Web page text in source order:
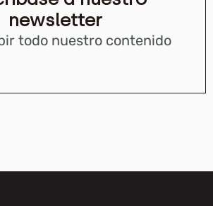
newsletter
todo nuestro contenido